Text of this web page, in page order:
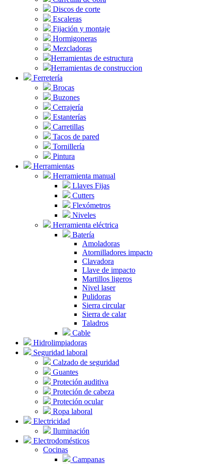
Discos de corte
Escaleras
Fijación y montaje
Hormigoneras
Mezcladoras
Herramientas de estructura
Herramientas de construccion
Ferretería
Brocas
Buzones
Cerrajería
Estanterías
Carretillas
Tacos de pared
Tornillería
Pintura
Herramientas
Herramienta manual
Llaves Fijas
Cutters
Flexómetros
Niveles
Herramienta eléctrica
Batería
Amoladoras
Atornilladores impacto
Clavadora
Llave de impacto
Martillos ligeros
Nivel laser
Pulidoras
Sierra circular
Sierra de calar
Taladros
Cable
Hidrolimpiadoras
Seguridad laboral
Calzado de seguridad
Guantes
Proteción auditiva
Proteción de cabeza
Proteción ocular
Ropa laboral
Electricidad
Iluminación
Electrodomésticos
Cocinas
Campanas